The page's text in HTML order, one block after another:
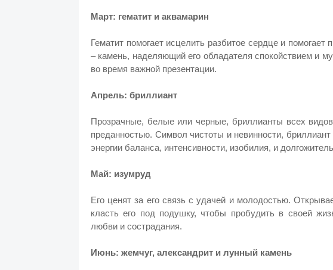
Март: гематит и аквамарин
Гематит помогает исцелить разбитое сердце и помогает
– камень, наделяющий его обладателя спокойствием и
во время важной презентации.
Апрель: бриллиант
Прозрачные, белые или черные, бриллианты всех
преданностью. Символ чистоты и невинности, бриллиант
энергии баланса, интенсивности, изобилия, и
Май: изумруд
Его ценят за его связь с удачей и молодостью.
класть его под подушку, чтобы пробудить в своей
любви и сострадания.
Июнь: жемчуг, александрит и лунный камень